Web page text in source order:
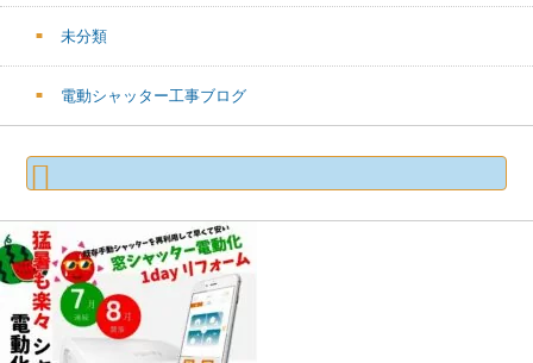
未分類
電動シャッター工事ブログ
検